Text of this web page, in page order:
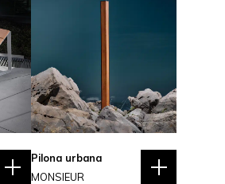
Pilona urbana
MONSIEUR